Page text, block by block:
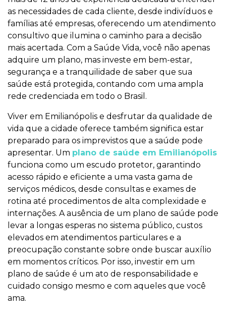
as necessidades de cada cliente, desde indivíduos e
famílias até empresas, oferecendo um atendimento
consultivo que ilumina o caminho para a decisão
mais acertada. Com a Saúde Vida, você não apenas
adquire um plano, mas investe em bem-estar,
segurança e a tranquilidade de saber que sua
saúde está protegida, contando com uma ampla
rede credenciada em todo o Brasil.
Viver em Emilianópolis e desfrutar da qualidade de
vida que a cidade oferece também significa estar
preparado para os imprevistos que a saúde pode
apresentar. Um plano de saúde em Emilianópolis
funciona como um escudo protetor, garantindo
acesso rápido e eficiente a uma vasta gama de
serviços médicos, desde consultas e exames de
rotina até procedimentos de alta complexidade e
internações. A ausência de um plano de saúde pode
levar a longas esperas no sistema público, custos
elevados em atendimentos particulares e a
preocupação constante sobre onde buscar auxílio
em momentos críticos. Por isso, investir em um
plano de saúde é um ato de responsabilidade e
cuidado consigo mesmo e com aqueles que você
ama.